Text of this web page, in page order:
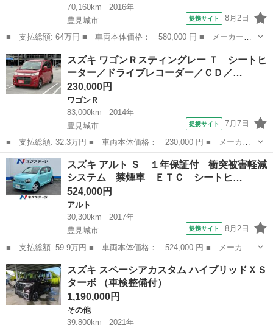
70,160km
2016年
豊見城市
提携サイト 8月2日
■ 支払総額: 64万円 ■ 車両本体価格： 580,000 円 ■ メーカー
名： スズキ ■ 車種名： ソリオ ■ グレード名： Ｇ パワース
ライドドア、フルセグＴＶ、バックカメラ ■ 排気量： 1200cc ■
ドア枚...
沖縄 豊見城市 ソリオ
スズキ ワゴンＲスティングレー Ｔ シートヒ
ーター／ドライブレコーダー／ＣＤ／…
230,000円
ワゴンＲ
83,000km
2014年
豊見城市
提携サイト 7月7日
■ 支払総額: 32.3万円 ■ 車両本体価格： 230,000 円 ■ メーカー
名： スズキ ■ 車種名： ワゴンＲスティングレー ■ グレード
名： Ｔ シートヒーター／ドライブレコーダー／ＣＤ／ＤＶＤ／ミ
ュージックプレ...
沖縄 豊見城市 ワゴンＲ
スズキ アルト Ｓ １年保証付 衝突被害軽減
システム 禁煙車 ＥＴＣ シートヒ…
524,000円
アルト
30,300km
2017年
豊見城市
提携サイト 8月2日
■ 支払総額: 59.9万円 ■ 車両本体価格： 524,000 円 ■ メーカー
名： スズキ ■ 車種名： アルト ■ グレード名： Ｓ １年保証
付 衝突被害軽減システム 禁煙車 ＥＴＣ シートヒーター オー
ディオ アイ...
沖縄 豊見城市 アルト
スズキ スペーシアカスタム ハイブリッドＸＳ
ターボ （車検整備付）
1,190,000円
その他
39,800km
2021年